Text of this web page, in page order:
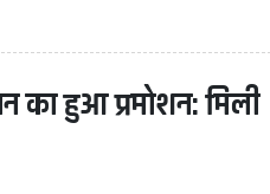
का हुआ प्रमोशन: मिली